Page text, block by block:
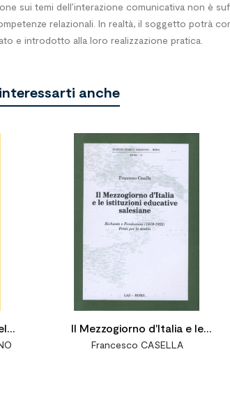
sui temi dell’interazione comunicativa non è
relaziona­li. In realtà, il soggetto potrà
e introdotto alla loro realizzazione pratica.
anche
Il Mezzogiorno d'Italia e le
istituzioni educative salesiane.
Francesco CASELLA